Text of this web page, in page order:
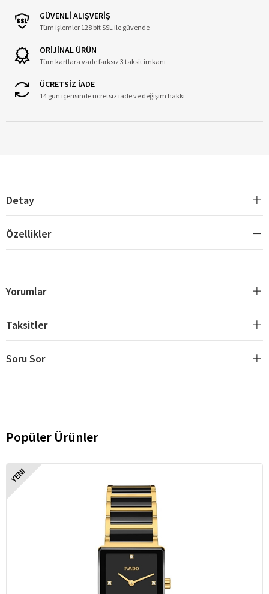
GÜVENLİ ALIŞVERİŞ
Tüm işlemler 128 bit SSL ile güvende
ORİJİNAL ÜRÜN
Tüm kartlara vade farksız 3 taksit imkanı
ÜCRETSİZ İADE
14 gün içerisinde ücretsiz iade ve değişim hakkı
Detay
Özellikler
Yorumlar
Taksitler
Soru Sor
Popüler Ürünler
YENI